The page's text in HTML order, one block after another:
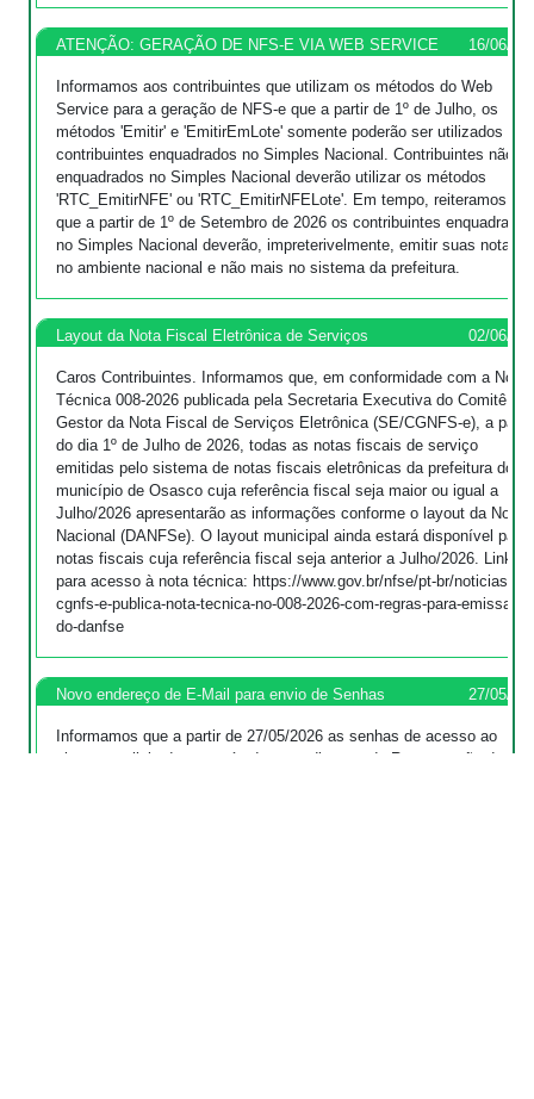
ATENÇÃO: GERAÇÃO DE NFS-E VIA WEB SERVICE 16/06/
Informamos aos contribuintes que utilizam os métodos do Web
Service para a geração de NFS-e que a partir de 1º de Julho, os
métodos 'Emitir' e 'EmitirEmLote' somente poderão ser utilizados por
contribuintes enquadrados no Simples Nacional. Contribuintes não
enquadrados no Simples Nacional deverão utilizar os métodos
'RTC_EmitirNFE' ou 'RTC_EmitirNFELote'. Em tempo, reiteramos
que a partir de 1º de Setembro de 2026 os contribuintes enquadrados
no Simples Nacional deverão, impreterivelmente, emitir suas notas
no ambiente nacional e não mais no sistema da prefeitura.
Layout da Nota Fiscal Eletrônica de Serviços 02/06/
Caros Contribuintes. Informamos que, em conformidade com a Nota
Técnica 008-2026 publicada pela Secretaria Executiva do Comitê
Gestor da Nota Fiscal de Serviços Eletrônica (SE/CGNFS-e), a partir
do dia 1º de Julho de 2026, todas as notas fiscais de serviço
emitidas pelo sistema de notas fiscais eletrônicas da prefeitura do
município de Osasco cuja referência fiscal seja maior ou igual a
Julho/2026 apresentarão as informações conforme o layout da Nota
Nacional (DANFSe). O layout municipal ainda estará disponível para
notas fiscais cuja referência fiscal seja anterior a Julho/2026. Link
para acesso à nota técnica: https://www.gov.br/nfse/pt-br/noticias/se-
cgnfs-e-publica-nota-tecnica-no-008-2026-com-regras-para-emissao-
do-danfse
Novo endereço de E-Mail para envio de Senhas 27/05/
Informamos que a partir de 27/05/2026 as senhas de acesso ao
sistema solicitadas através do procedimento de Recuperação de